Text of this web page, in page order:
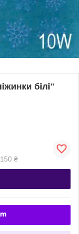
білі"
₴